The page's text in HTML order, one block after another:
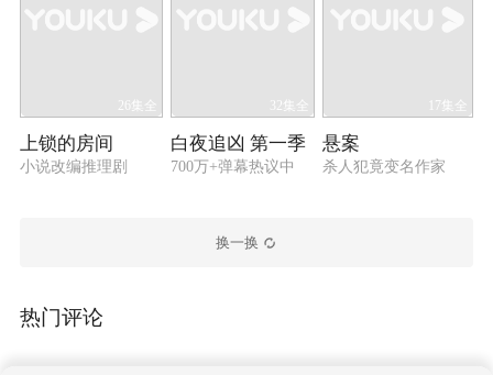
26集全
上锁的房间
小说改编推理剧
32集全
白夜追凶 第一季
700万+弹幕热议中
17集全
悬案
杀人犯竟变名作家
换一换
热门评论